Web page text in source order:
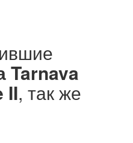
Tarnava
II, так же